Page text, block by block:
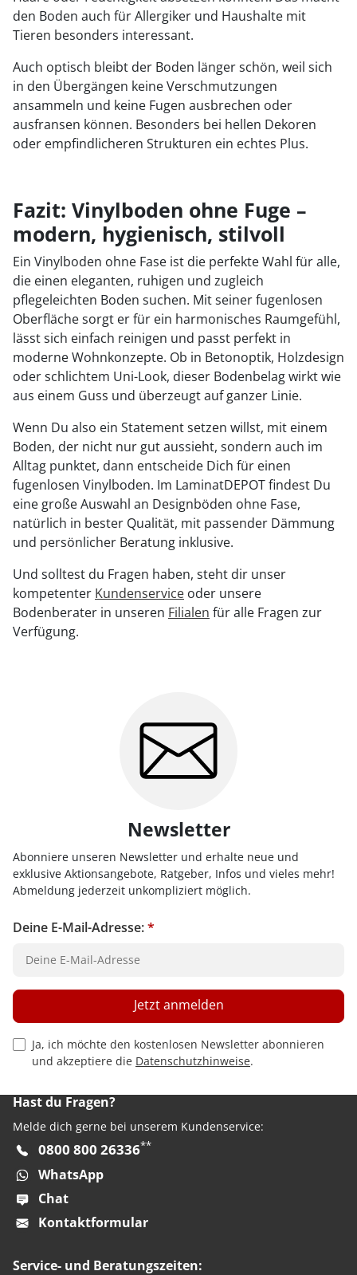
den Boden auch für Allergiker und Haushalte mit
Tieren besonders interessant.
Auch optisch bleibt der Boden länger schön, weil sich
in den Übergängen keine Verschmutzungen
ansammeln und keine Fugen ausbrechen oder
ausfransen können. Besonders bei hellen Dekoren
oder empfindlicheren Strukturen ein echtes Plus.
Fazit: Vinylboden ohne Fuge –
modern, hygienisch, stilvoll
Ein Vinylboden ohne Fase ist die perfekte Wahl für alle,
die einen eleganten, ruhigen und zugleich
pflegeleichten Boden suchen. Mit seiner fugenlosen
Oberfläche sorgt er für ein harmonisches Raumgefühl,
lässt sich einfach reinigen und passt perfekt in
moderne Wohnkonzepte. Ob in Betonoptik, Holzdesign
oder schlichtem Uni-Look, dieser Bodenbelag wirkt wie
aus einem Guss und überzeugt auf ganzer Linie.
Wenn Du also ein Statement setzen willst, mit einem
Boden, der nicht nur gut aussieht, sondern auch im
Alltag punktet, dann entscheide Dich für einen
fugenlosen Vinylboden. Im LaminatDEPOT findest Du
eine große Auswahl an Designböden ohne Fase,
natürlich in bester Qualität, mit passender Dämmung
und persönlicher Beratung inklusive.
Und solltest du Fragen haben, steht dir unser
kompetenter Kundenservice oder unsere
Bodenberater in unseren Filialen für alle Fragen zur
Verfügung.
Newsletter
Abonniere unseren Newsletter und erhalte neue und
exklusive Aktionsangebote, Ratgeber, Infos und vieles mehr!
Abmeldung jederzeit unkompliziert möglich.
Deine E-Mail-Adresse:*
Privacy Policy Checkbox
Ja, ich möchte den kostenlosen Newsletter abonnieren
und akzeptiere die Datenschutzhinweise.
Jetzt anmelden
Hast du Fragen?
Melde dich gerne bei unserem Kundenservice:
0800 800 26336**
WhatsApp
Chat
Kontaktformular
Service- und Beratungszeiten: